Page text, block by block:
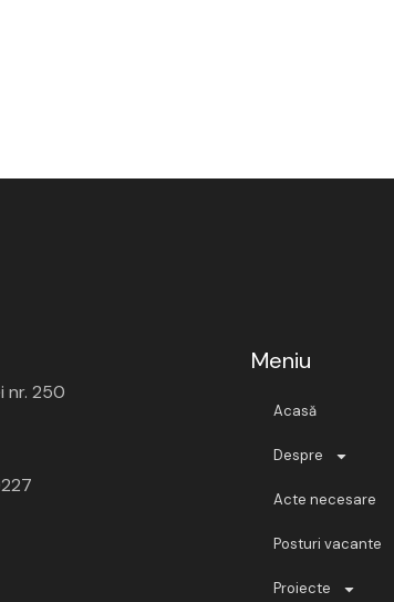
nr. 250
Meniu
Acasă
Despre
Acte necesare
Posturi vacante
Proiecte